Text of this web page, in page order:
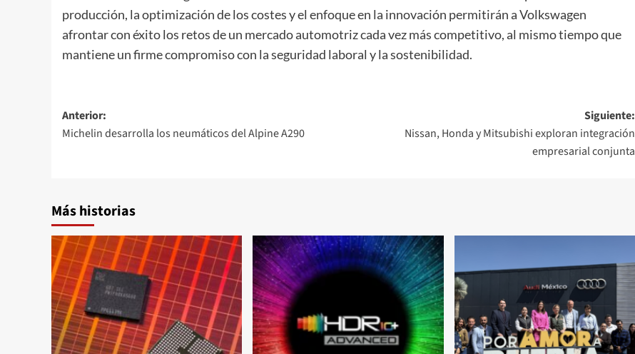
producción, la optimización de los costes y el enfoque en la innovación permitirán a Volkswagen
afrontar con éxito los retos de un mercado automotriz cada vez más competitivo, al mismo tiempo que
mantiene un firme compromiso con la seguridad laboral y la sostenibilidad.
Navegación
de
Anterior:
Michelin desarrolla los neumáticos del Alpine A290
Siguiente:
Nissan, Honda y Mitsubishi exploran integración
empresarial conjunta
Más historias